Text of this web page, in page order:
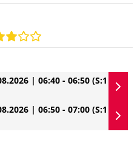
| 06:40 - 06:50 (S:1
| 06:50 - 07:00 (S:1